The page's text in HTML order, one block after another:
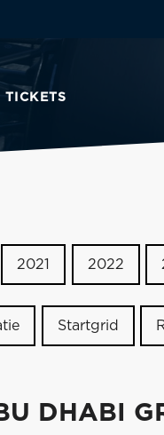
TICKETS
2021 2022
Startgrid
DHABI